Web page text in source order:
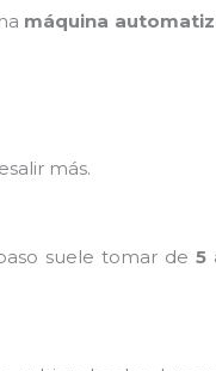
máquina
más.
suele tomar de5